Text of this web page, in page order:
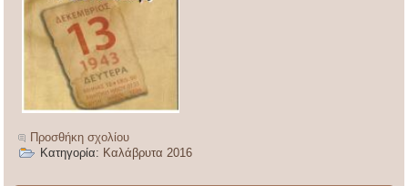
Προσθήκη σχολίου
Κατηγορία: Καλάβρυτα 2016